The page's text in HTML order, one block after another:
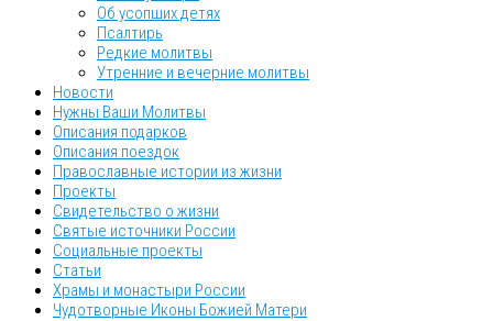
Об усопших детях
Псалтирь
Редкие молитвы
Утренние и вечерние молитвы
Новости
Нужны Ваши Молитвы
Описания подарков
Описания поездок
Православные истории из жизни
Проекты
Свидетельство о жизни
Святые источники России
Социальные проекты
Статьи
Храмы и монастыри России
Чудотворные Иконы Божией Матери